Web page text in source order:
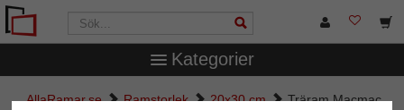
Kategorier
AllaRamar.se Ramstorlek 20x30 cm Träram Macmac